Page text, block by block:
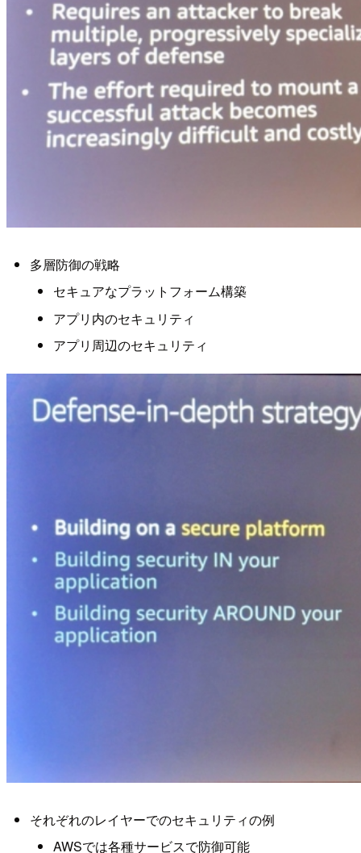
多層防御の戦略
セキュアなプラットフォーム構築
アプリ内のセキュリティ
アプリ周辺のセキュリティ
それぞれのレイヤーでのセキュリティの例
AWSでは各種サービスで防御可能